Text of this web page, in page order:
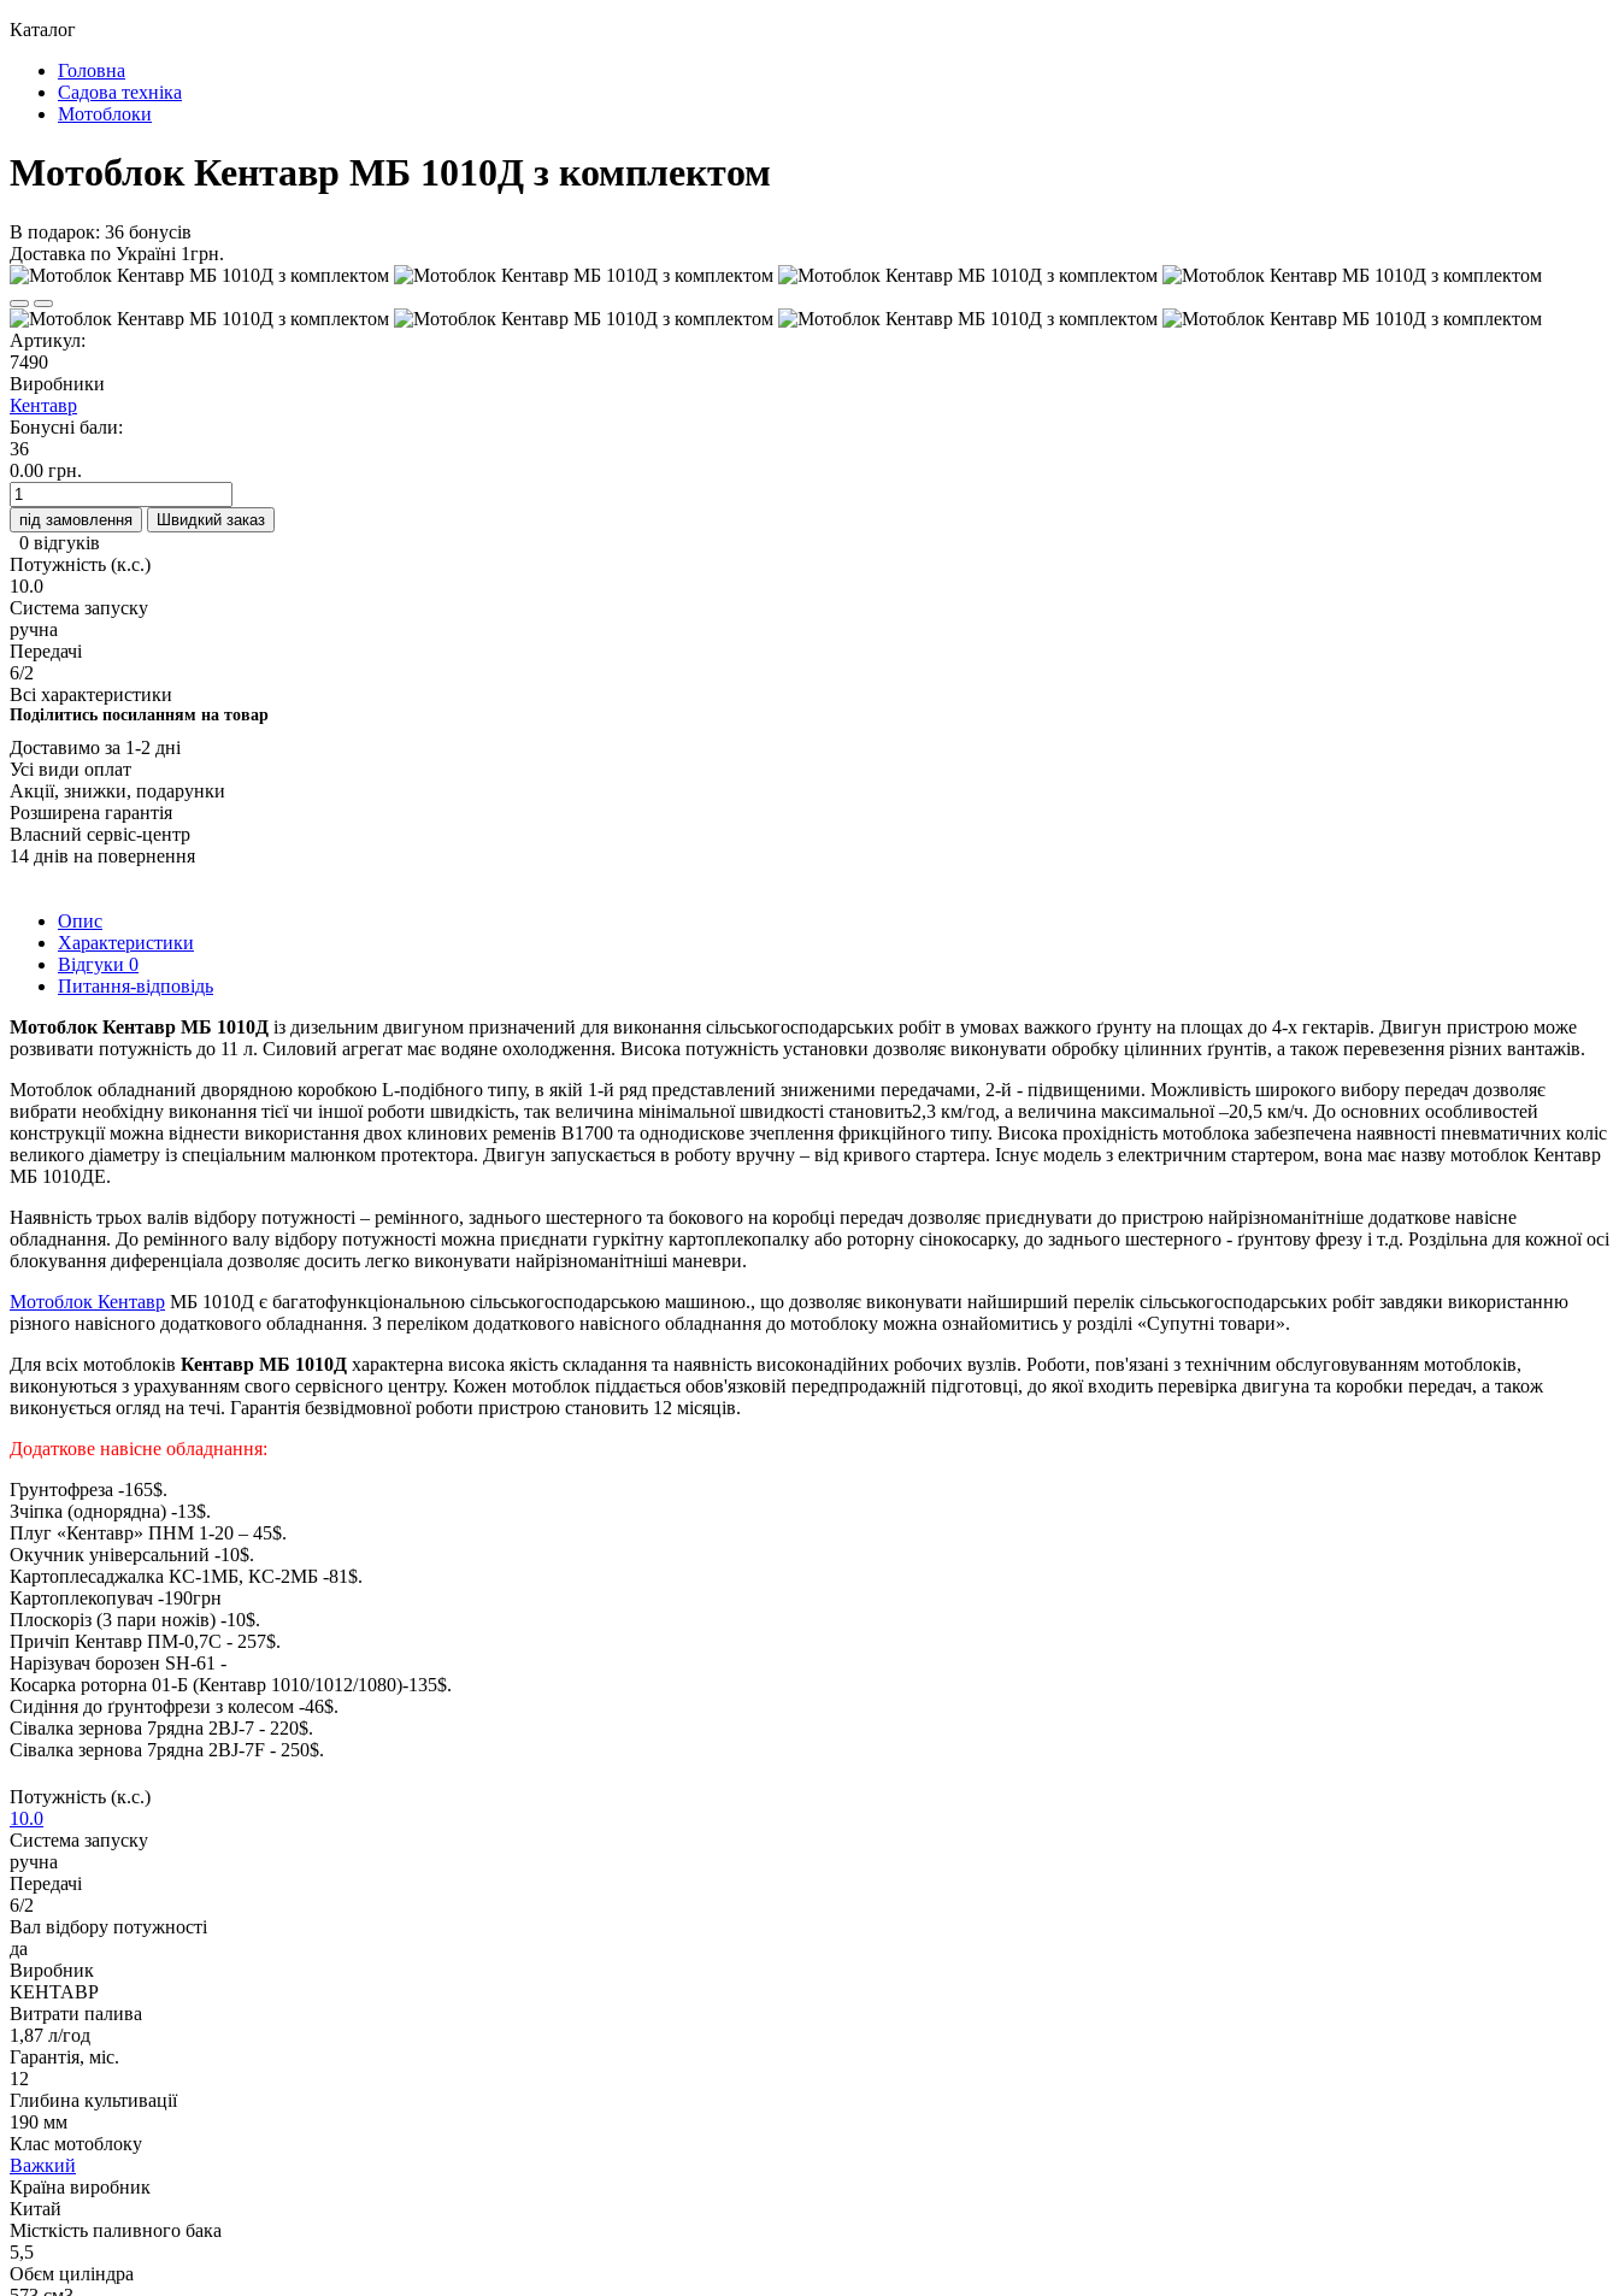
Каталог
Головна
Садова техніка
Мотоблоки
Мотоблок Кентавр МБ 1010Д з комплектом
В подарок: 36 бонусів
Доставка по Україні 1грн.
Артикул:
7490
Виробники
Кентавр
Бонусні бали:
36
0.00 грн.
під замовлення Швидкий заказ
0 відгуків
Потужність (к.с.)
10.0
Система запуску
ручна
Передачі
6/2
Всі характеристики
Подiлитись посиланням на товар
Доставимо за 1-2 дні
Усі види оплат
Акції, знижки, подарунки
Розширена гарантія
Власний сервіс-центр
14 днів на повернення
Опис
Характеристики
Відгуки 0
Питання-відповідь
Мотоблок Кентавр МБ 1010Д із дизельним двигуном призначений для виконання сільськогосподарських робіт в умовах важкого ґрунту на площах до 4-х гектарів. Двигун пристрою може
розвивати потужність до 11 л. Силовий агрегат має водяне охолодження. Висока потужність установки дозволяє виконувати обробку цілинних ґрунтів, а також перевезення різних вантажів.
Мотоблок обладнаний дворядною коробкою L-подібного типу, в якій 1-й ряд представлений зниженими передачами, 2-й - підвищеними. Можливість широкого вибору передач дозволяє
вибрати необхідну виконання тієї чи іншої роботи швидкість, так величина мінімальної швидкості становить2,3 км/год, а величина максимальної –20,5 км/ч. До основних особливостей
конструкції можна віднести використання двох клинових ременів В1700 та однодискове зчеплення фрикційного типу. Висока прохідність мотоблока забезпечена наявності пневматичних коліс
великого діаметру із спеціальним малюнком протектора. Двигун запускається в роботу вручну – від кривого стартера. Існує модель з електричним стартером, вона має назву мотоблок Кентавр
МБ 1010ДЕ.
Наявність трьох валів відбору потужності – ремінного, заднього шестерного та бокового на коробці передач дозволяє приєднувати до пристрою найрізноманітніше додаткове навісне
обладнання. До ремінного валу відбору потужності можна приєднати гуркітну картоплекопалку або роторну сінокосарку, до заднього шестерного - ґрунтову фрезу і т.д. Роздільна для кожної осі
блокування диференціала дозволяє досить легко виконувати найрізноманітніші маневри.
Мотоблок Кентавр МБ 1010Д є багатофункціональною сільськогосподарською машиною., що дозволяє виконувати найширший перелік сільськогосподарських робіт завдяки використанню
різного навісного додаткового обладнання. З переліком додаткового навісного обладнання до мотоблоку можна ознайомитись у розділі «Супутні товари».
Для всіх мотоблоків Кентавр МБ 1010Д характерна висока якість складання та наявність високонадійних робочих вузлів. Роботи, пов'язані з технічним обслуговуванням мотоблоків,
виконуються з урахуванням свого сервісного центру. Кожен мотоблок піддається обов'язковій передпродажній підготовці, до якої входить перевірка двигуна та коробки передач, а також
виконується огляд на течі. Гарантія безвідмовної роботи пристрою становить 12 місяців.
Додаткове навісне обладнання:
Грунтофреза -165$.
Зчіпка (однорядна) -13$.
Плуг «Кентавр» ПНМ 1-20 – 45$.
Окучник універсальний -10$.
Картоплесаджалка КС-1МБ, КС-2МБ -81$.
Картоплекопувач -190грн
Плоскоріз (3 пари ножів) -10$.
Причіп Кентавр ПМ-0,7С - 257$.
Нарізувач борозен SH-61 -
Косарка роторна 01-Б (Кентавр 1010/1012/1080)-135$.
Сидіння до ґрунтофрези з колесом -46$.
Сівалка зернова 7рядна 2BJ-7 - 220$.
Сівалка зернова 7рядна 2BJ-7F - 250$.
Потужність (к.с.)
10.0
Система запуску
ручна
Передачі
6/2
Вал відбору потужності
да
Виробник
КЕНТАВР
Витрати палива
1,87 л/год
Гарантія, міс.
12
Глибина культивації
190 мм
Клас мотоблоку
Важкий
Країна виробник
Китай
Місткість паливного бака
5,5
Обєм циліндра